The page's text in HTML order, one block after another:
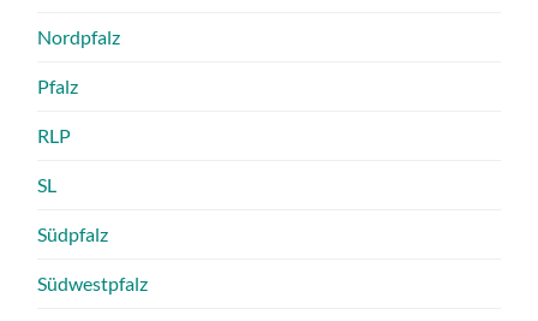
Nordpfalz
Pfalz
RLP
SL
Südpfalz
Südwestpfalz